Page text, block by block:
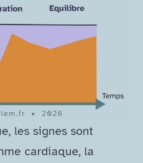
les signes sont
cardiaque, la